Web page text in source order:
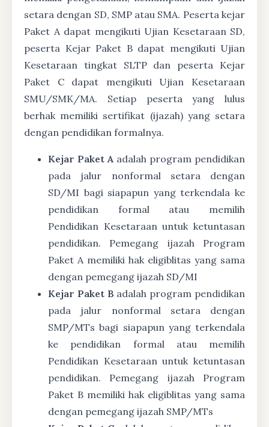
setara dengan SD, SMP atau SMA. Peserta kejar
Paket A dapat mengikuti Ujian Kesetaraan SD,
peserta Kejar Paket B dapat mengikuti Ujian
Kesetaraan tingkat SLTP dan peserta Kejar
Paket C dapat mengikuti Ujian Kesetaraan
SMU/SMK/MA. Setiap peserta yang lulus
berhak memiliki sertifikat (ijazah) yang setara
dengan pendidikan formalnya.
Kejar Paket A adalah program pendidikan
pada jalur nonformal setara dengan
SD/MI bagi siapapun yang terkendala ke
pendidikan formal atau memilih
Pendidikan Kesetaraan untuk ketuntasan
pendidikan. Pemegang ijazah Program
Paket A memiliki hak eligiblitas yang sama
dengan pemegang ijazah SD/MI
Kejar Paket B adalah program pendidikan
pada jalur nonformal setara dengan
SMP/MTs bagi siapapun yang terkendala
ke pendidikan formal atau memilih
Pendidikan Kesetaraan untuk ketuntasan
pendidikan. Pemegang ijazah Program
Paket B memiliki hak eligiblitas yang sama
dengan pemegang ijazah SMP/MTs